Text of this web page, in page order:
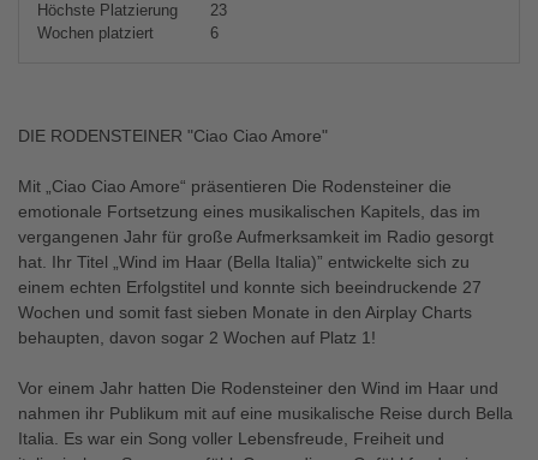
Höchste Platzierung
23
Wochen platziert
6
DIE RODENSTEINER "Ciao Ciao Amore"
Mit „Ciao Ciao Amore“ präsentieren Die Rodensteiner die
emotionale Fortsetzung eines musikalischen Kapitels, das im
vergangenen Jahr für große Aufmerksamkeit im Radio gesorgt
hat. Ihr Titel „Wind im Haar (Bella Italia)” entwickelte sich zu
einem echten Erfolgstitel und konnte sich beeindruckende 27
Wochen und somit fast sieben Monate in den Airplay Charts
behaupten, davon sogar 2 Wochen auf Platz 1!
Vor einem Jahr hatten Die Rodensteiner den Wind im Haar und
nahmen ihr Publikum mit auf eine musikalische Reise durch Bella
Italia. Es war ein Song voller Lebensfreude, Freiheit und